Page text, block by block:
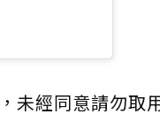
未經同意請勿取